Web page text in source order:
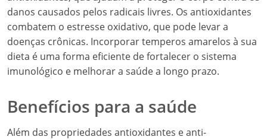
danos causados pelos radicais livres. Os antioxidantes
combatem o estresse oxidativo, que pode levar a
doenças crônicas. Incorporar temperos amarelos à sua
dieta é uma forma eficiente de fortalecer o sistema
imunológico e melhorar a saúde a longo prazo.
Benefícios para a saúde
Além das propriedades antioxidantes e anti-